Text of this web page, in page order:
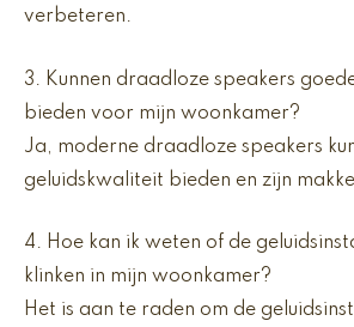
verbeteren.
3. Kunnen draadloze speakers
bieden voor mijn woonkamer?
Ja, moderne draadloze speakers
geluidskwaliteit bieden en zijn
4. Hoe kan ik weten of de
klinken in mijn woonkamer?
Het is aan te raden om de